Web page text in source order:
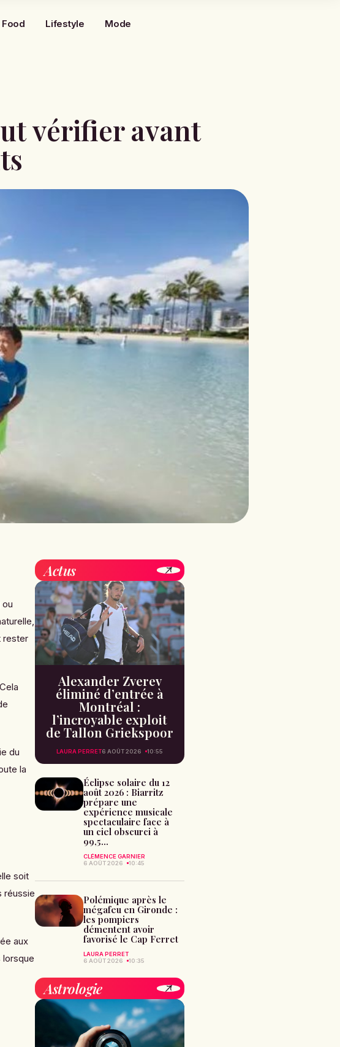
Food Lifestyle Mode
vérifier avant
rester
du
la
soit
réussie
aux
lorsque
Actus
Alexander Zverev
éliminé d’entrée à
Montréal :
l’incroyable exploit
de Tallon Griekspoor
LAURA PERRET6 AOÛT 2026 10:55
Éclipse solaire du 12
août 2026 : Biarritz
prépare une
expérience musicale
spectaculaire face à
un ciel obscurci à
99,5...
CLÉMENCE GARNIER
6 AOÛT 2026
10:45
Polémique après le
mégafeu en Gironde :
les pompiers
démentent avoir
favorisé le Cap Ferret
LAURA PERRET
6 AOÛT 2026
10:35
Astrologie